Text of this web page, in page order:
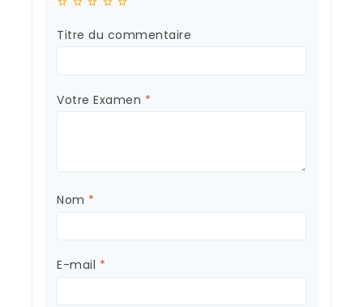
Titre du commentaire
Votre Examen *
Nom *
E-mail *